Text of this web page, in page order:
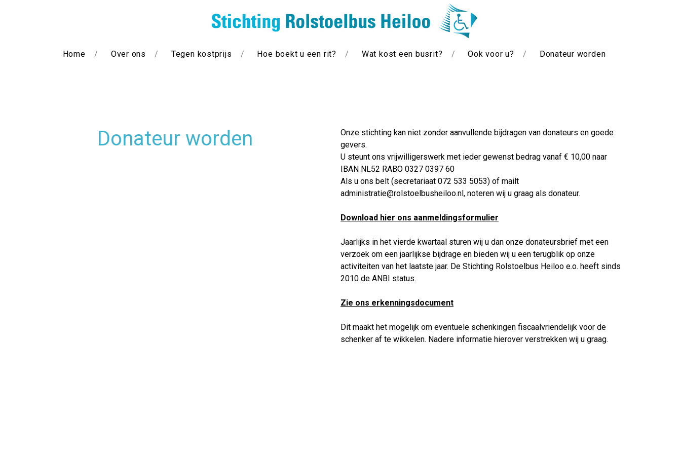
Home Over ons Tegen kostprijs Hoe boekt u een rit? Wat kost een busrit? Ook voor u? Donateur worden
Donateur worden
Onze stichting kan niet zonder aanvullende bijdragen van donateurs en goede
gevers.
U steunt ons vrijwilligerswerk met ieder gewenst bedrag vanaf € 10,00 naar
IBAN NL52 RABO 0327 0397 60
Als u ons belt (secretariaat 072 533 5053) of mailt
administratie@rolstoelbusheiloo.nl, noteren wij u graag als donateur.
Download hier ons aanmeldingsformulier
Jaarlijks in het vierde kwartaal sturen wij u dan onze donateursbrief met een
verzoek om een jaarlijkse bijdrage en bieden wij u een terugblik op onze
activiteiten van het laatste jaar. De Stichting Rolstoelbus Heiloo e.o. heeft sinds
2010 de ANBI status.
Zie ons erkenningsdocument
Dit maakt het mogelijk om eventuele schenkingen fiscaalvriendelijk voor de
schenker af te wikkelen. Nadere informatie hierover verstrekken wij u graag.